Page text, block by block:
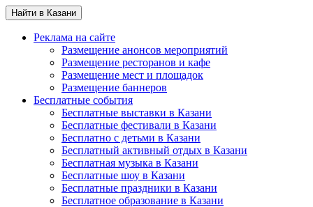
Найти в Казани
Реклама на сайте
Размещение анонсов мероприятий
Размещение ресторанов и кафе
Размещение мест и площадок
Размещение баннеров
Бесплатные события
Бесплатные выставки в Казани
Бесплатные фестивали в Казани
Бесплатно с детьми в Казани
Бесплатный активный отдых в Казани
Бесплатная музыка в Казани
Бесплатные шоу в Казани
Бесплатные праздники в Казани
Бесплатное образование в Казани